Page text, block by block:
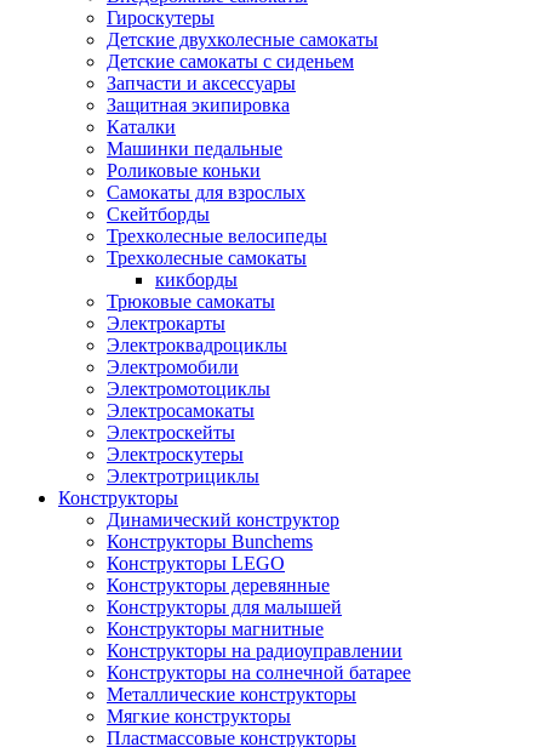
Гироскутеры
Детские двухколесные самокаты
Детские самокаты с сиденьем
Запчасти и аксессуары
Защитная экипировка
Каталки
Машинки педальные
Роликовые коньки
Самокаты для взрослых
Скейтборды
Трехколесные велосипеды
Трехколесные самокаты
кикборды
Трюковые самокаты
Электрокарты
Электроквадроциклы
Электромобили
Электромотоциклы
Электросамокаты
Электроскейты
Электроскутеры
Электротрициклы
Конструкторы
Динамический конструктор
Конструкторы Bunchems
Конструкторы LEGO
Конструкторы деревянные
Конструкторы для малышей
Конструкторы магнитные
Конструкторы на радиоуправлении
Конструкторы на солнечной батарее
Металлические конструкторы
Мягкие конструкторы
Пластмассовые конструкторы